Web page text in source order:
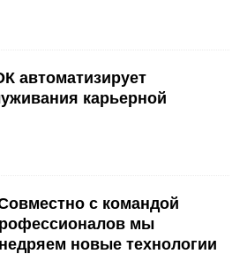
автоматизирует
карьерной
с командой
мы
новые технологии